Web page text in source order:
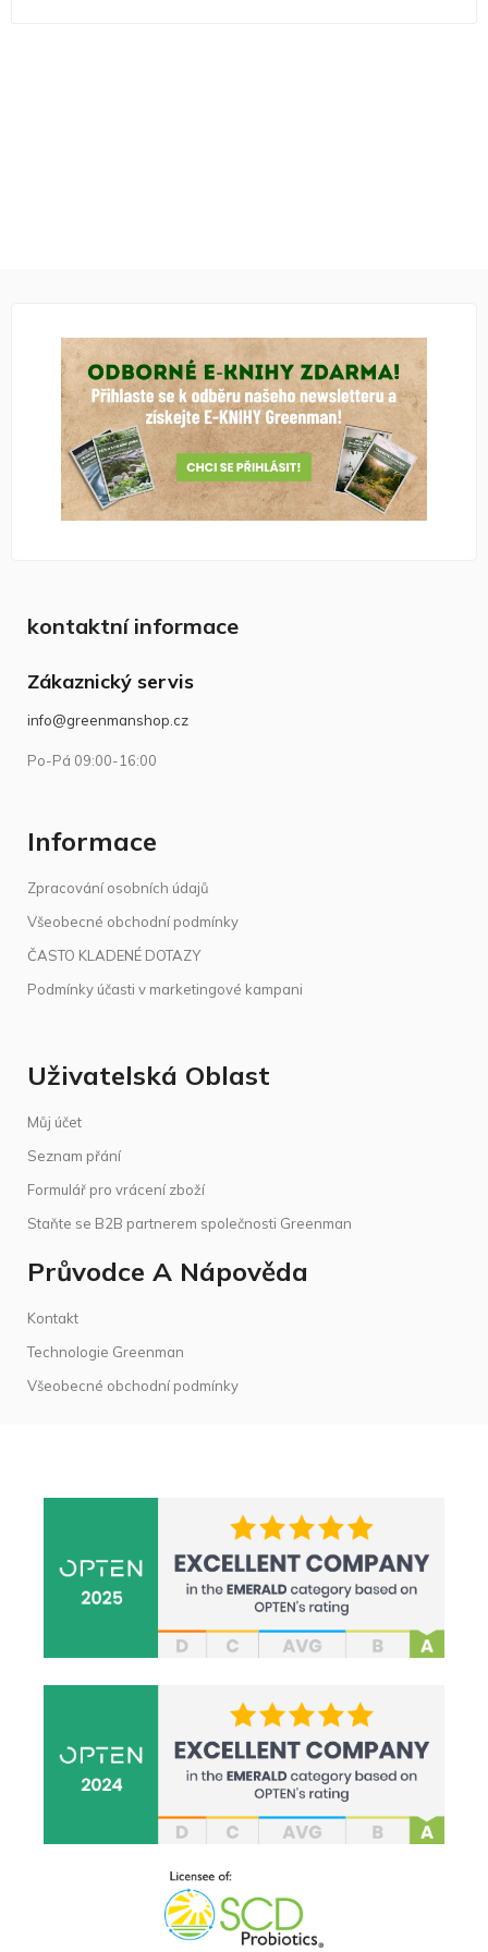
kontaktní informace
Zákaznický servis
info@greenmanshop.cz
Po-Pá 09:00-16:00
Informace
Zpracování osobních údajů
Všeobecné obchodní podmínky
ČASTO KLADENÉ DOTAZY
Podmínky účasti v marketingové kampani
Uživatelská Oblast
Můj účet
Seznam přání
Formulář pro vrácení zboží
Staňte se B2B partnerem společnosti Greenman
Průvodce A Nápověda
Kontakt
Technologie Greenman
Všeobecné obchodní podmínky